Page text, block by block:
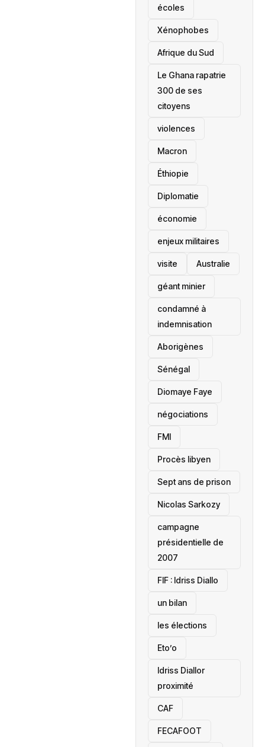
écoles
‎Xénophobes
Afrique du Sud
Le Ghana rapatrie
300 de ses
citoyens
violences
Macron
Éthiopie
Diplomatie
économie
enjeux militaires
visite ‎Australie
géant minier
condamné à
indemnisation
Aborigènes
Sénégal
Diomaye Faye
négociations
FMI
Procès libyen
Sept ans de prison
Nicolas Sarkozy
campagne
présidentielle de
2007
‎FIF : Idriss Diallo
un bilan
les élections
Eto’o
Idriss Diallor
proximité
CAF
FECAFOOT